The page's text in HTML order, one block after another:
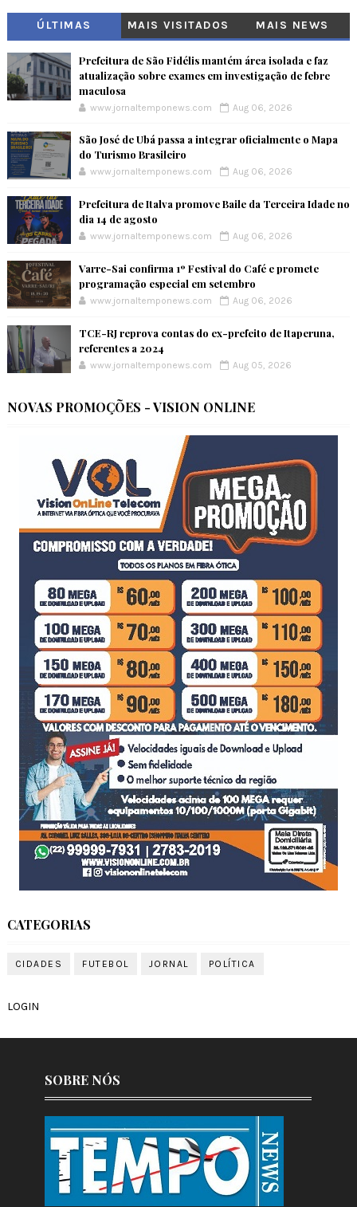
ÚLTIMAS MAIS VISITADOS MAIS NEWS
Prefeitura de São Fidélis mantém área isolada e faz
atualização sobre exames em investigação de febre
maculosa
www.jornaltemponews.com Aug 06, 2026
São José de Ubá passa a integrar oficialmente o Mapa
do Turismo Brasileiro
www.jornaltemponews.com Aug 06, 2026
Prefeitura de Italva promove Baile da Terceira Idade no
dia 14 de agosto
www.jornaltemponews.com Aug 06, 2026
Varre-Sai confirma 1º Festival do Café e promete
programação especial em setembro
www.jornaltemponews.com Aug 06, 2026
TCE-RJ reprova contas do ex-prefeito de Itaperuna,
referentes a 2024
www.jornaltemponews.com Aug 05, 2026
NOVAS PROMOÇÕES - VISION ONLINE
CATEGORIAS
CIDADES FUTEBOL JORNAL POLÍTICA
LOGIN
SOBRE NÓS